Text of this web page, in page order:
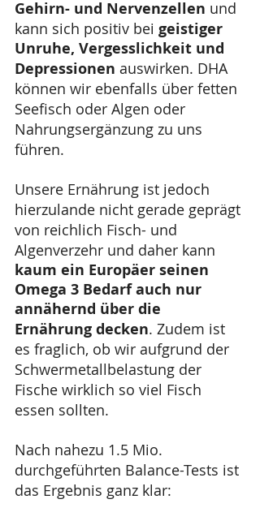
Gehirn- und Nervenzellen und
kann sich positiv bei geistiger
Unruhe, Vergesslichkeit und
Depressionen auswirken. DHA
können wir ebenfalls über fetten
Seefisch oder Algen oder
Nahrungsergänzung zu uns
führen.
Unsere Ernährung ist jedoch
hierzulande nicht gerade geprägt
von reichlich Fisch- und
Algenverzehr und daher kann
kaum ein Europäer seinen
Omega 3 Bedarf auch nur
annähernd über die
Ernährung decken. Zudem ist
es fraglich, ob wir aufgrund der
Schwermetallbelastung der
Fische wirklich so viel Fisch
essen sollten.
Nach nahezu 1.5 Mio.
durchgeführten Balance-Tests ist
das Ergebnis ganz klar: